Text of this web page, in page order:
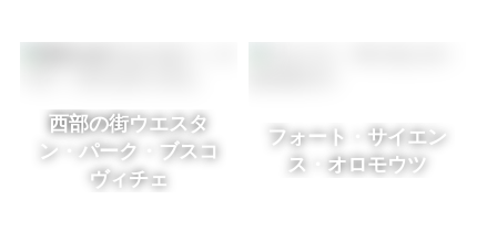
西部の街ウエスタ
ン・パーク・ブスコ
ヴィチェ
フォート・サイエン
ス・オロモウツ